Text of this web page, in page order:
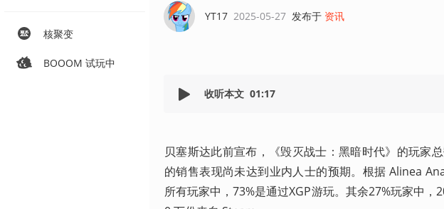
核聚变
BOOOM 试玩中
YT17 2025-05-27 发布于 资讯
收听本文 01:17
贝塞斯达此前宣布，《毁灭战士：黑暗时代》的玩家
的销售表现尚未达到业内人士的预期。根据 Alinea
所有玩家中，73%是通过XGP游玩。其余27%玩家中